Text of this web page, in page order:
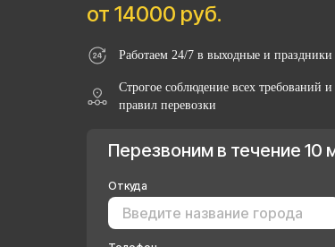
от 14000 руб.
Работаем 24/7 в выходные и праздники
Строгое соблюдение всех требований и
правил перевозки
Перезвоним в течение 10
Откуда